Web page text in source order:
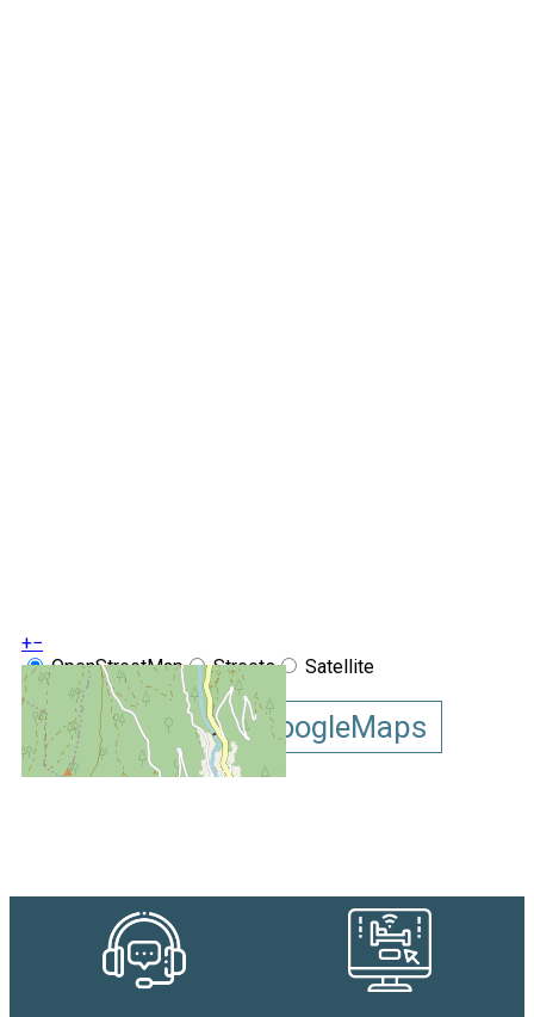
+−
OpenStreetMap
Streets
Satellite
Leaflet
|© OpenStreetMap
Afficher la carte GoogleMaps